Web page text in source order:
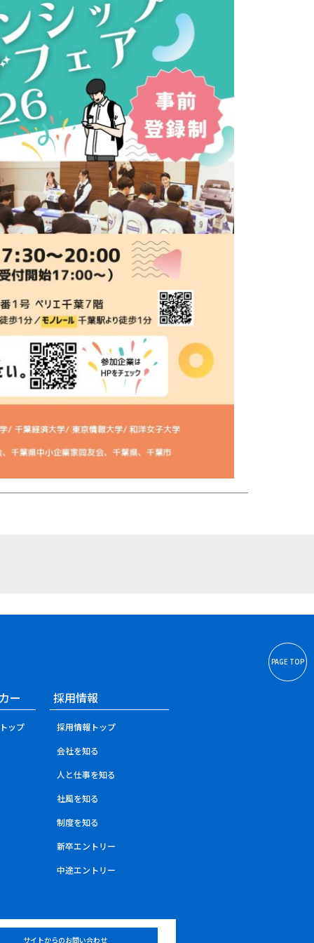
PAGE TOP
ー
ップ
採用情報
採用情報トップ
会社を知る
人と仕事を知る
社風を知る
制度を知る
新卒エントリー
中途エントリー
サイトからのお問い合わせ